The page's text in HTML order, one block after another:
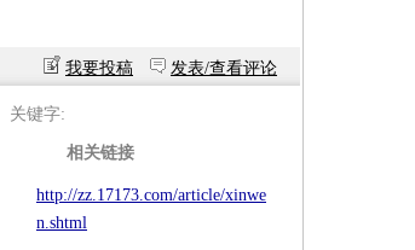
我要投稿 发表/查看评论
关键字:
相关链接
http://zz.17173.com/article/xinwe
n.shtml